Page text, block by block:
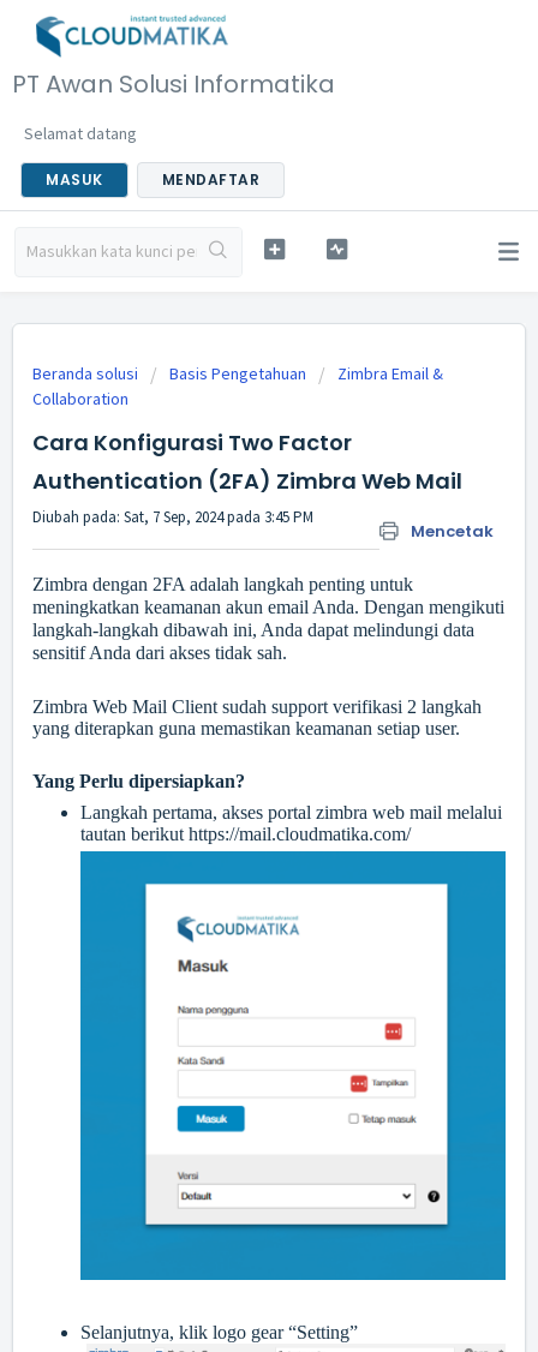
PT Awan Solusi Informatika
Selamat datang
MASUK MENDAFTAR
Beranda solusi Basis Pengetahuan
Zimbra Email &
Collaboration
Cara Konfigurasi Two Factor
Authentication (2FA) Zimbra Web Mail
Mencetak
Diubah pada: Sat, 7 Sep, 2024 pada 3:45 PM
Zimbra dengan 2FA adalah langkah penting untuk
meningkatkan keamanan akun email Anda. Dengan mengikuti
langkah-langkah dibawah ini, Anda dapat melindungi data
sensitif Anda dari akses tidak sah.
Zimbra Web Mail Client sudah support verifikasi 2 langkah
yang diterapkan guna memastikan keamanan setiap user.
Yang Perlu dipersiapkan?
Langkah pertama, akses portal zimbra web mail melalui
tautan berikut https://mail.cloudmatika.com/
Selanjutnya, klik logo gear “Setting”